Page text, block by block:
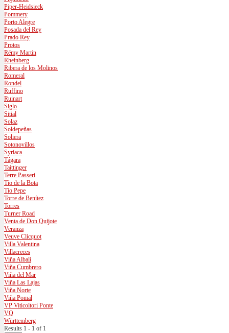
Piper-Heidsieck
Pommery
Porto Alegre
Posada del Rey
Prado Rey
Protos
Rémy Martin
Rheinberg
Ribera de los Molinos
Romeral
Rondel
Ruffino
Ruinart
Siglo
Sitial
Solaz
Soldepeñas
Soliera
Sotonovillos
Syriaca
Tágara
Taittinger
Terre Passeri
Tío de la Bota
Tío Pepe
Torre de Benítez
Torres
Turner Road
Venta de Don Quijote
Veranza
Veuve Clicquot
Villa Valentina
Villacreces
Viña Albali
Viña Cumbrero
Viña del Mar
Viña Las Lajas
Viña Norte
Viña Pomal
VP Viticoltori Ponte
VQ
Württemberg
Results 1 - 1 of 1